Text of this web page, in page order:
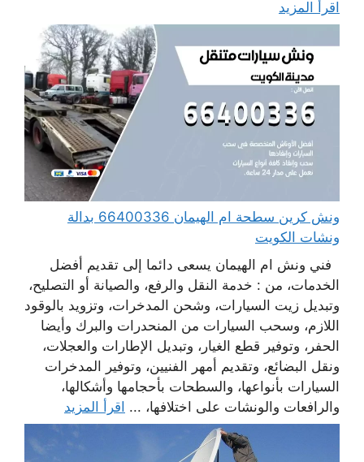
اقرأ المزيد
ونش كرين سطحة ام الهيمان 66400336 بدالة
ونشات الكويت
فني ونش ام الهيمان يسعى دائما إلى تقديم أفضل
الخدمات، من : خدمة النقل والرفع، والصيانة أو التصليح،
وتبديل زيت السيارات، وشحن المدخرات، وتزويد بالوقود
اللازم، وسحب السيارات من المنحدرات والبرك وأيضا
الحفر، وتوفير قطع الغيار، وتبديل الإطارات والعجلات،
ونقل البضائع، وتقديم أمهر الفنيين، وتوفير المدخرات
السيارات بأنواعها، والسطحات بأحجامها وأشكالها،
والرافعات والونشات على اختلافها، ... اقرأ المزيد